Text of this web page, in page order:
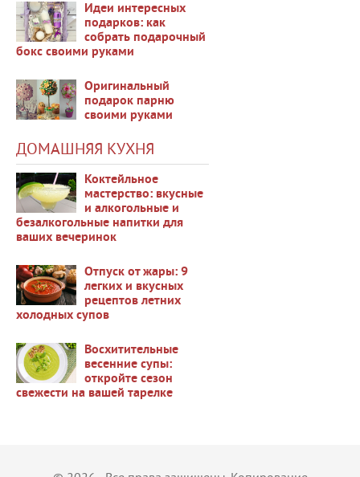
48117
Идеи интересных
подарков: как
собрать подарочный
бокс своими руками
Оригинальный
подарок парню
своими руками
ДОМАШНЯЯ КУХНЯ
38685
Коктейльное
мастерство: вкусные
и алкогольные и
безалкогольные напитки для
ваших вечеринок
37463
Отпуск от жары: 9
легких и вкусных
рецептов летних
холодных супов
36425
Восхитительные
весенние супы:
откройте сезон
свежести на вашей тарелке